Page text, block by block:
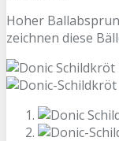
Hoher
zeichnen diese